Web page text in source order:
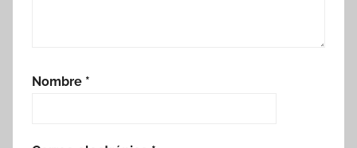
Nombre *